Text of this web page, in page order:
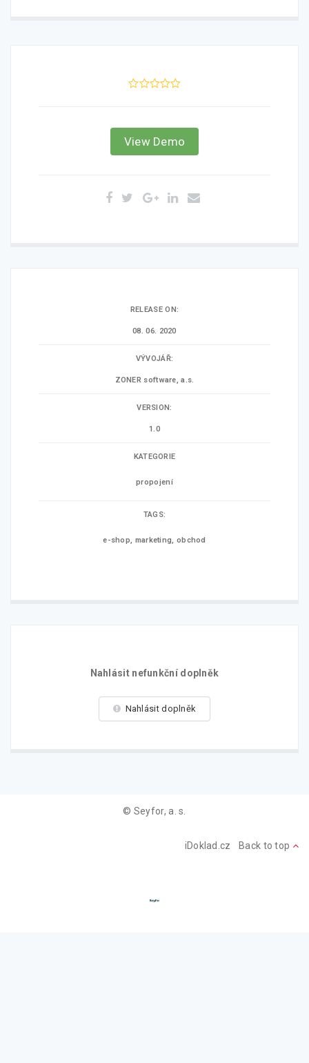
of
based
customer
View Demo
RELEASE ON:
08. 06. 2020
VÝVOJÁŘ:
ZONER software, a.s.
VERSION:
1.0
KATEGORIE
propojení
TAGS:
e-shop, marketing, obchod
Nahlásit nefunkční doplněk
Nahlásit doplněk
© Seyfor, a. s.
iDoklad.cz Back to top